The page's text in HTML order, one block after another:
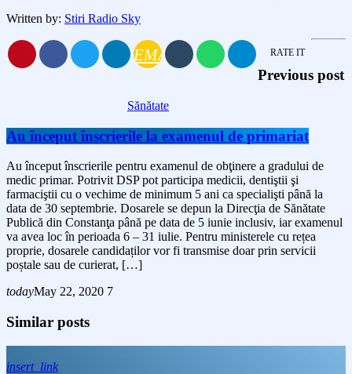
Written by: Stiri Radio Sky
EMAIL RATE IT
Previous post
Sănătate
Au început înscrierile la examenul de primariat
Au început înscrierile pentru examenul de obţinere a gradului de
medic primar. Potrivit DSP pot participa medicii, dentiştii şi
farmaciştii cu o vechime de minimum 5 ani ca specialişti până la
data de 30 septembrie. Dosarele se depun la Direcţia de Sănătate
Publică din Constanţa până pe data de 5 iunie inclusiv, iar examenul
va avea loc în perioada 6 – 31 iulie. Pentru ministerele cu rețea
proprie, dosarele candidaților vor fi transmise doar prin servicii
poștale sau de curierat, […]
todayMay 22, 2020 7
Similar posts
insert_link